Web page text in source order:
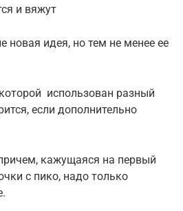
и вяжут
идея, но тем не менее ее
использован разный
если дополнительно
кажущаяся на первый
с пико, надо только